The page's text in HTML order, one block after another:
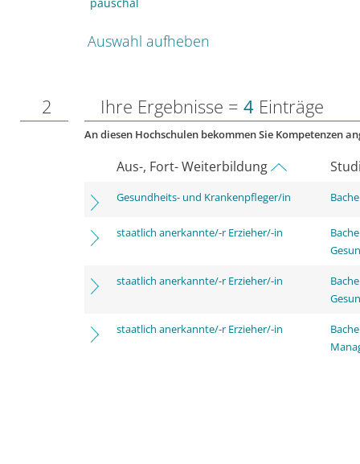
Auswahl aufheben
2 Ihre Ergebnisse = 4 Einträge
An diesen Hochschulen bekommen Sie Kompetenzen
Aus-, Fort- Weiterbildung
Gesundheits- und Krankenpfleger/in
staatlich anerkannte/-r Erzieher/-in
staatlich anerkannte/-r Erzieher/-in
staatlich anerkannte/-r Erzieher/-in